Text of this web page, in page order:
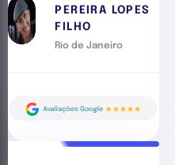
PEREIRA LOPES
FILHO
Rio de Janeiro